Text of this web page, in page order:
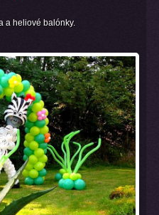
a heliové balónky.